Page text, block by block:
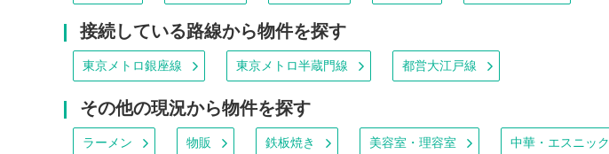
接続している路線から物件を探す
東京メトロ銀座線 東京メトロ半蔵門線 都営大江戸線
その他の現況から物件を探す
ラーメン 物販 鉄板焼き 美容室・理容室 中華・エスニック